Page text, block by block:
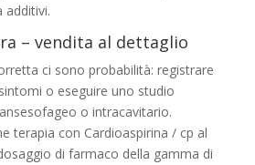
additivi.
– vendita al dettaglio
ci sono probabilità: registrare
o eseguire uno studio
o intracavitario.
terapia con Cardioaspirina / cp al
di farmaco della gamma di